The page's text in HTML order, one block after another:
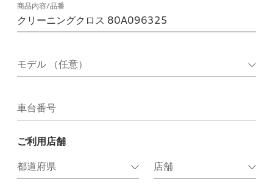
商品内容/品番
車台番号
ご利用店舗